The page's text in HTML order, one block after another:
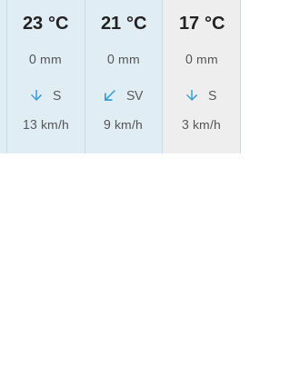
23 °C
0 mm
S
13 km/h
21 °C
0 mm
SV
9 km/h
17 °C
0 mm
S
3 km/h